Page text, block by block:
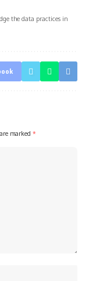
the data practices in
marked *